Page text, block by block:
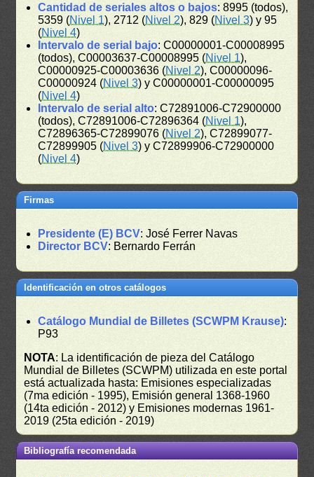
Cantidad de seriales altos o bajos: 8995 (todos),
5359 (Nivel 1), 2712 (Nivel 2), 829 (Nivel 3) y 95
(Nivel 4)
Intervalo de serial bajo: C00000001-C00008995
(todos), C00003637-C00008995 (Nivel 1),
C00000925-C00003636 (Nivel 2), C00000096-
C00000924 (Nivel 3) y C00000001-C00000095
(Nivel 4)
Intervalo de serial alto: C72891006-C72900000
(todos), C72891006-C72896364 (Nivel 1),
C72896365-C72899076 (Nivel 2), C72899077-
C72899905 (Nivel 3) y C72899906-C72900000
(Nivel 4)
Firmas
Presidente (E) BCV: José Ferrer Navas
Director BCV: Bernardo Ferrán
Identificación en otros catálogos
Catálogo Mundial de Billetes (SCWPM Krause):
P93
NOTA: La identificación de pieza del Catálogo
Mundial de Billetes (SCWPM) utilizada en este portal
está actualizada hasta: Emisiones especializadas
(7ma edición - 1995), Emisión general 1368-1960
(14ta edición - 2012) y Emisiones modernas 1961-
2019 (25ta edición - 2019)
Bibliografía recomendada